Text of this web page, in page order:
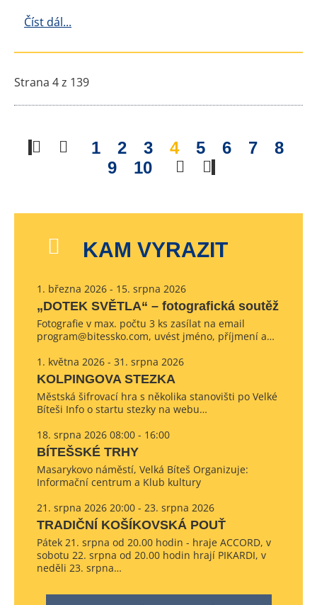
Číst dál...
Strana 4 z 139
1 2 3 4 5 6 7
8
9
10
KAM VYRAZIT
1. března 2026 - 15. srpna 2026
„DOTEK SVĚTLA“ – fotografická soutěž
Fotografie v max. počtu 3 ks zasílat na email
program@bitessko.com, uvést jméno, příjmení a…
1. května 2026 - 31. srpna 2026
KOLPINGOVA STEZKA
Městská šifrovací hra s několika stanovišti po Velké
Bíteši Info o startu stezky na webu…
18. srpna 2026 08:00 - 16:00
BÍTEŠSKÉ TRHY
Masarykovo náměstí, Velká Bíteš Organizuje:
Informační centrum a Klub kultury
21. srpna 2026 20:00 - 23. srpna 2026
TRADIČNÍ KOŠÍKOVSKÁ POUŤ
Pátek 21. srpna od 20.00 hodin - hraje ACCORD, v
sobotu 22. srpna od 20.00 hodin hrají PIKARDI, v
neděli 23. srpna…